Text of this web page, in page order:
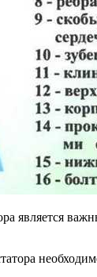
является